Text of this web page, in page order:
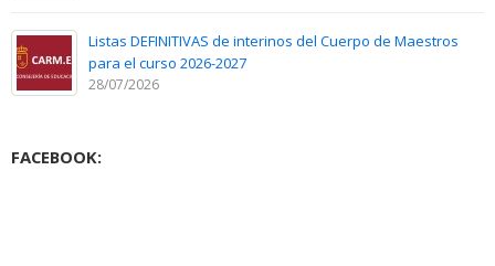
Listas DEFINITIVAS de interinos del Cuerpo de Maestros
para el curso 2026-2027
28/07/2026
FACEBOOK: